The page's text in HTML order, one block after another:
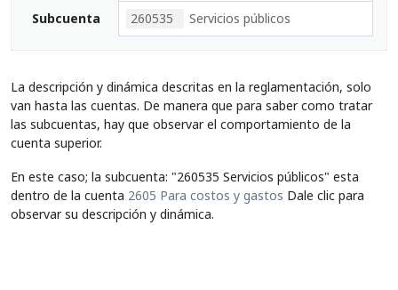
Subcuenta 260535 Servicios públicos
La descripción y dinámica descritas en la reglamentación, solo
van hasta las cuentas. De manera que para saber como tratar
las subcuentas, hay que observar el comportamiento de la
cuenta superior.
En este caso; la subcuenta: "260535 Servicios públicos" esta
dentro de la cuenta 2605 Para costos y gastos Dale clic para
observar su descripción y dinámica.